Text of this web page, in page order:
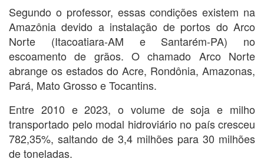
Segundo o professor, essas condições existem na
Amazônia devido a instalação de portos do Arco
Norte (Itacoatiara-AM e Santarém-PA) no
escoamento de grãos. O chamado Arco Norte
abrange os estados do Acre, Rondônia, Amazonas,
Pará, Mato Grosso e Tocantins.
Entre 2010 e 2023, o volume de soja e milho
transportado pelo modal hidroviário no país cresceu
782,35%, saltando de 3,4 milhões para 30 milhões
de toneladas.